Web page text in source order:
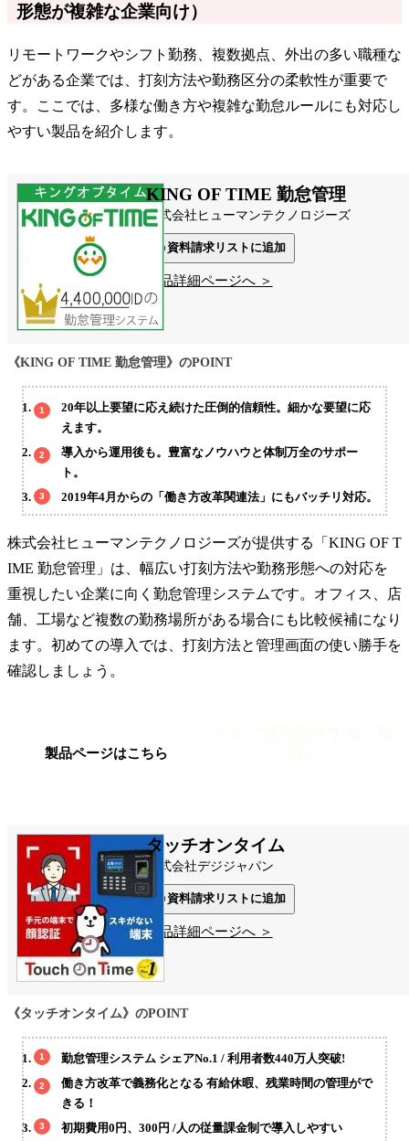
形態が複雑な企業向け）
リモートワークやシフト勤務、複数拠点、外出の多い職種な
どがある企業では、打刻方法や勤務区分の柔軟性が重要で
す。ここでは、多様な働き方や複雑な勤怠ルールにも対応し
やすい製品を紹介します。
KING OF TIME 勤怠管理
株式会社ヒューマンテクノロジーズ
資料請求リストに追加
製品詳細ページへ ＞
《KING OF TIME 勤怠管理》のPOINT
20年以上要望に応え続けた圧倒的信頼性。細かな要望に応
えます。
導入から運用後も。豊富なノウハウと体制万全のサポー
ト。
2019年4月からの「働き方改革関連法」にもバッチリ対応。
株式会社ヒューマンテクノロジーズが提供する「KING OF T
IME 勤怠管理」は、幅広い打刻方法や勤務形態への対応を
重視したい企業に向く勤怠管理システムです。オフィス、店
舗、工場など複数の勤務場所がある場合にも比較候補になり
ます。初めての導入では、打刻方法と管理画面の使い勝手を
確認しましょう。
製品ページはこちら
タッチオンタイム
株式会社デジジャパン
資料請求リストに追加
製品詳細ページへ ＞
《タッチオンタイム》のPOINT
勤怠管理システム シェアNo.1 / 利用者数440万人突破!
働き方改革で義務化となる 有給休暇、残業時間の管理がで
きる！
初期費用0円、300円 /人の従量課金制で導入しやすい